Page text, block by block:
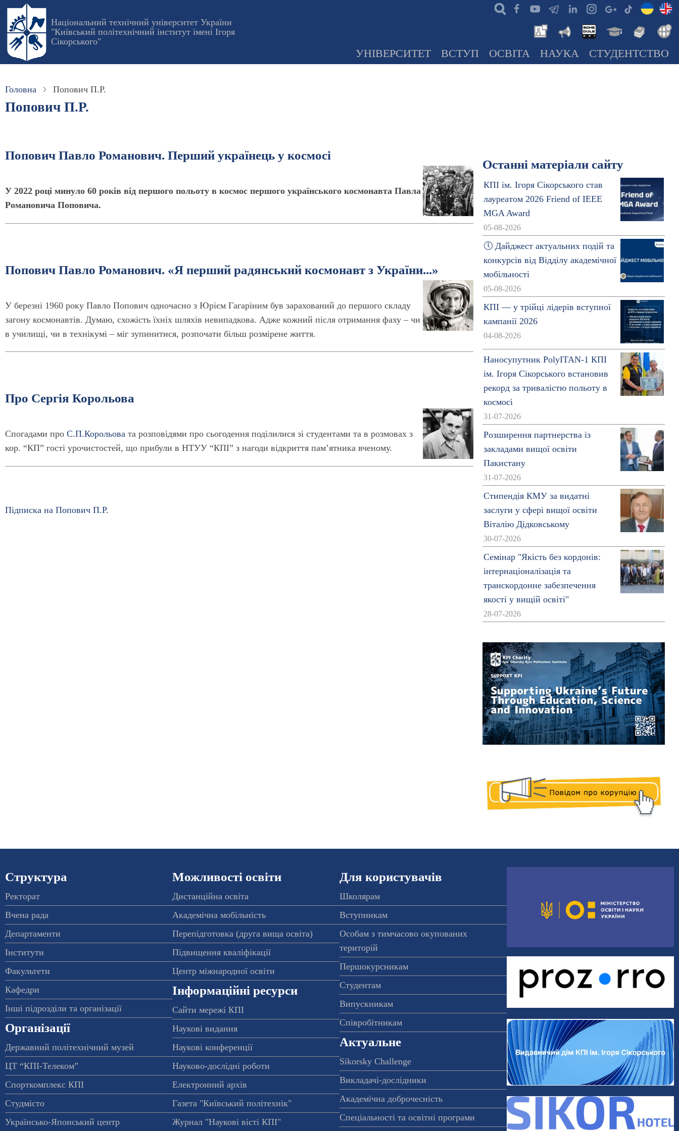
Перейти
основного
вмісту
Національний технічний університет України
"Київський політехнічний інститут імені Ігоря
Сікорського"
УНІВЕРСИТЕТ ВСТУП ОСВІТА НАУКА СТУДЕНТСТВО
Головна Попович П.Р.
Попович П.Р.
Попович Павло Романович. Перший українець у космосі
У 2022 році минуло 60 років від першого польоту в космос першого українського космонавта Павла
Романовича Поповича.
Попович Павло Романович. «Я перший радянський космонавт з України...»
У березні 1960 року Павло Попович одночасно з Юрієм Гагаріним був зарахований до першого складу
загону космонавтів. Думаю, схожість їхніх шляхів невипадкова. Адже кожний після отримання фаху – чи
в училищі, чи в технікумі – міг зупинитися, розпочати більш розмірене життя.
Про Сергія Корольова
Спогадами про С.П.Корольова та розповідями про сьогодення поділилися зі студентами та в розмовах з
кор. “КП” гості урочистостей, що прибули в НТУУ “КПІ” з нагоди відкриття пам’ятника вченому.
Підписка на Попович П.Р.
Останні матеріали сайту
КПІ ім. Ігоря Сікорського став
лауреатом 2026 Friend of IEEE
MGA Award
05-08-2026
🕔 Дайджест актуальних подій та
конкурсів від Відділу академічної
мобільності
05-08-2026
КПІ — у трійці лідерів вступної
кампанії 2026
04-08-2026
Наносупутник PolyITAN-1 КПІ
ім. Ігоря Сікорського встановив
рекорд за тривалістю польоту в
космосі
31-07-2026
Розширення партнерства із
закладами вищої освіти
Пакистану
31-07-2026
Стипендія КМУ за видатні
заслуги у сфері вищої освіти
Віталію Дідковському
30-07-2026
Семінар "Якість без кордонів:
інтернаціоналізація та
транскордонне забезпечення
якості у вищій освіті"
28-07-2026
Структура
Ректорат
Вчена рада
Департаменти
Інститути
Факультети
Кафедри
Інші підрозділи та організації
Організації
Державний політехнічний музей
ЦТ “КПІ-Телеком”
Спорткомплекс КПІ
Студмісто
Українсько-Японський центр
Можливості освіти
Дистанційна освіта
Академічна мобільність
Перепідготовка (друга вища освіта)
Підвищення кваліфікації
Центр міжнародної освіти
Інформаційні ресурси
Сайти мережі КПІ
Наукові видання
Наукові конференції
Науково-дослідні роботи
Електронний архів
Газета "Київський політехнік"
Журнал "Наукові вісті КПІ"
Для користувачів
Школярам
Вступникам
Особам з тимчасово окупованих
територій
Першокурсникам
Студентам
Випускникам
Співробітникам
Актуальне
Sikorsky Challenge
Викладачі-дослідники
Академічна доброчесність
Спеціальності та освітні програми